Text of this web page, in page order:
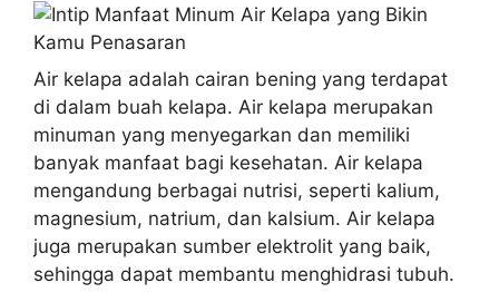
Air kelapa adalah cairan bening yang terdapat
di dalam buah kelapa. Air kelapa merupakan
minuman yang menyegarkan dan memiliki
banyak manfaat bagi kesehatan. Air kelapa
mengandung berbagai nutrisi, seperti kalium,
magnesium, natrium, dan kalsium. Air kelapa
juga merupakan sumber elektrolit yang baik,
sehingga dapat membantu menghidrasi tubuh.